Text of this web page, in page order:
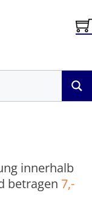
innerhalb
betragen 7,-